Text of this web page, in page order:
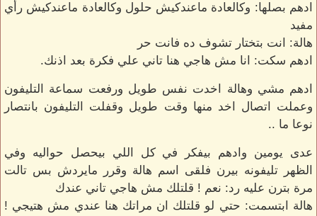
ادهم بصلها: وكالعادة ماعندكيش حلول وكالعادة ماعندكيش رأي
مفيد
هالة: انت بتختار تشوف ده فانت حر
ادهم سكت: انا مش هاجي هنا تاني علي فكرة بعد اذنك.
ادهم مشي وهالة اخدت نفس طويل ورفعت سماعة التليفون
وعملت اتصال اخد منها وقت طويل وقفلت التليفون بانتصار
نوعا ما ..
عدى يومين وادهم بيفكر في كل اللي بيحصل حواليه وفي
الظهر تليفونه بيرن فلقى اسم هالة وقرر مايردش بس تالت
مرة بترن عليه رد: نعم ! قلتلك مش هاجي تاني عندك
هالة ابتسمت: حتي لو قلتلك ان مراتك هنا عندي مش هتيجي !